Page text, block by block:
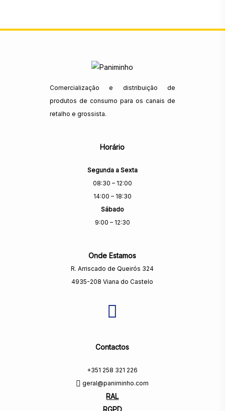
Comercialização e distribuição de
produtos de consumo para os canais de
retalho e grossista.
Horário
Segunda a Sexta
08:30 – 12:00
14:00 – 18:30
Sábado
9:00 – 12:30
Onde Estamos
R. Arriscado de Queirós 324
4935-208 Viana do Castelo
Contactos
+351 258 321 226
geral@paniminho.com
RAL
RGPD